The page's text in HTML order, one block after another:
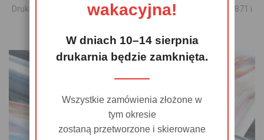
Drukujemy cyfrowo kolorami metalicznymi złotym Pantone 871 i
srebrnym [...]
WIĘCEJ O FARBACH METALICZNYCH
wakacyjna!
W dniach 10–14 sierpnia
drukarnia będzie zamknięta.
Wszystkie zamówienia złożone w
tym okresie
zostaną przetworzone i skierowane